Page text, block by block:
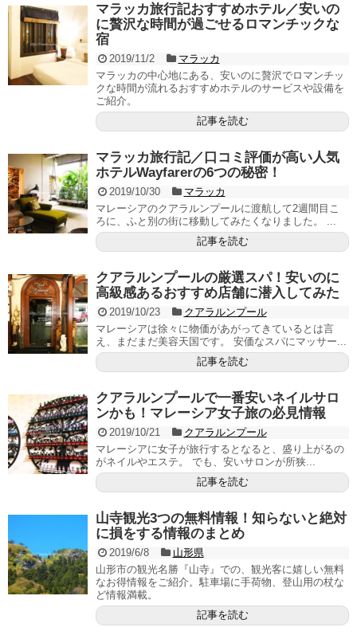
マラッカ旅行記おすすめホテル／安いの
に贅沢な時間が過ごせるロマンチックな
宿
2019/11/2
マラッカ
マラッカの中心地にある、安いのに贅沢でロマンチッ
クな時間が流れるおすすめホテルのサービスや設備を
ご紹介。
記事を読む
マラッカ旅行記／口コミ評価が高い人気
ホテルWayfarerの6つの秘密！
2019/10/30
マラッカ
マレーシアのクアラルンプールに渡航して2週間目こ
ろに、ふと別の街に移動してみたくなりました。 ...
記事を読む
クアラルンプールの厳選スパ！安いのに
高級感あるおすすめ店舗に潜入してみた
2019/10/23
クアラルンプール
マレーシアは徐々に物価があがってきているとは言
え、まだまだ美容天国です。 安価なスパにマッサー...
記事を読む
クアラルンプールで一番安いネイルサロ
ンかも！マレーシア女子旅の必見情報
2019/10/21
クアラルンプール
マレーシアに女子が旅行するとなると、盛り上がるの
がネイルやエステ。 でも、安いサロンが所狭...
記事を読む
山寺観光3つの無料情報！知らないと絶対
に損をする情報のまとめ
2019/6/8
山形県
山形市の観光名勝『山寺』での、観光客に嬉しい無料
なお得情報をご紹介。駐車場に手荷物、登山用の杖な
ど情報満載。
記事を読む